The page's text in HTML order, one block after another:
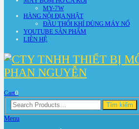
MY-7W
HÀNG NỘI ĐỊA NHẬT
ĐẦU THỔI KHÍ DÙNG MÁY NỔ
YOUTUBE SẢN PHẨM
LIÊN HỆ
Cart0
Search
for:
Tìm kiếm
Menu